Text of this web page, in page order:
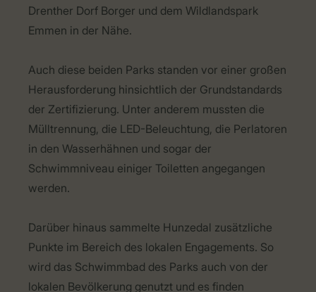
Drenther Dorf Borger und dem Wildlandspark
Emmen in der Nähe.
Auch diese beiden Parks standen vor einer großen
Herausforderung hinsichtlich der Grundstandards
der Zertifizierung. Unter anderem mussten die
Mülltrennung, die LED-Beleuchtung, die Perlatoren
in den Wasserhähnen und sogar der
Schwimmniveau einiger Toiletten angegangen
werden.
Darüber hinaus sammelte Hunzedal zusätzliche
Punkte im Bereich des lokalen Engagements. So
wird das Schwimmbad des Parks auch von der
lokalen Bevölkerung genutzt und es finden